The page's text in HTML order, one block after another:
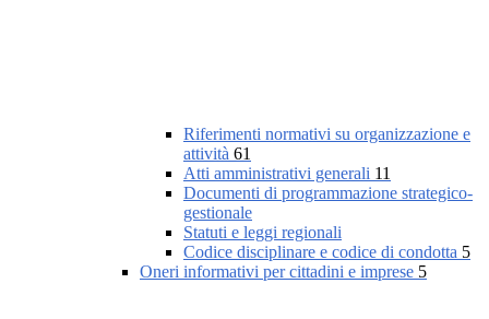
Riferimenti normativi su organizzazione e
attività 61
Atti amministrativi generali 11
Documenti di programmazione strategico-
gestionale
Statuti e leggi regionali
Codice disciplinare e codice di condotta 5
Oneri informativi per cittadini e imprese 5